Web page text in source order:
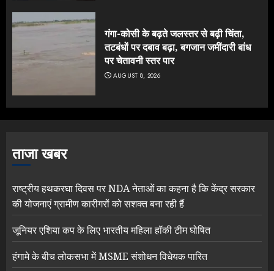
गंगा-कोसी के बढ़ते जलस्तर से बढ़ी चिंता,
तटबंधों पर दबाव बढ़ा, बगजान जमींदारी बांध
पर चेतावनी स्तर पार
AUGUST 8, 2026
ताजा खबर
राष्ट्रीय हथकरघा दिवस पर NDA नेताओं का कहना है कि केंद्र सरकार
की योजनाएं ग्रामीण कारीगरों को सशक्त बना रही हैं
जूनियर एशिया कप के लिए भारतीय महिला हॉकी टीम घोषित
हंगामे के बीच लोकसभा में MSME संशोधन विधेयक पारित